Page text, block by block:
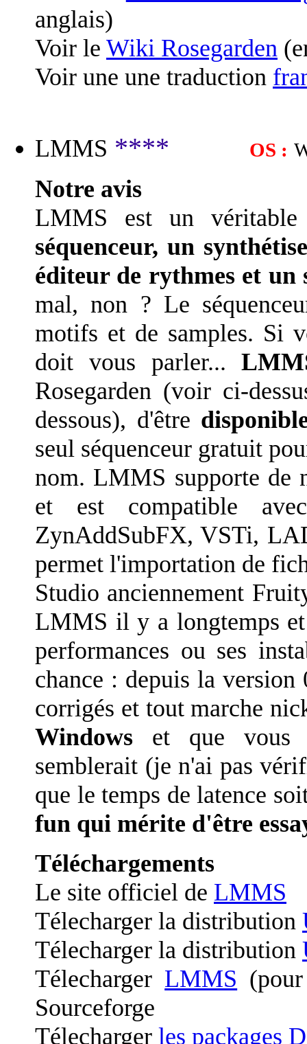
anglais)
Voir le Wiki Rosegarden
Voir une une traduction
LMMS **** OS :
Notre avis
LMMS est un
séquenceur, un
éditeur de rythmes et
mal, non ? Le
motifs et de samples. Si
doit vous parler...
Rosegarden (voir ci-
dessous), d'être
seul séquenceur gratuit
nom. LMMS supporte de
et est compatible
ZynAddSubFX, VSTi,
permet l'importation de
Studio anciennement
LMMS il y a longtemps et
performances ou ses
chance : depuis la version
corrigés et tout marche
Windows et que vous
semblerait (je n'ai pas
que le temps de latence
fun qui mérite d'être
Téléchargements
Le site officiel de LMMS
Télecharger la distribution
Télecharger la distribution
Télecharger LMMS
Sourceforge
Télecharger les packages